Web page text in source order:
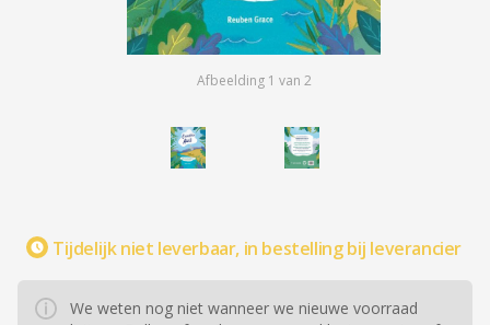
Afbeelding 1 van 2
Tijdelijk niet leverbaar, in bestelling bij leverancier
We weten nog niet wanneer we nieuwe voorraad